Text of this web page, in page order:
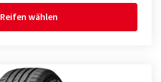
Reifen wählen